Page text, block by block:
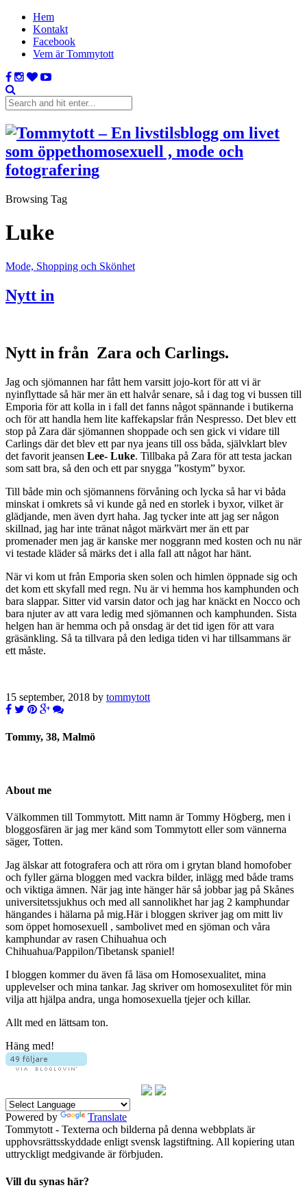
Hem
Kontakt
Facebook
Vem är Tommytott
Browsing Tag
Luke
Mode, Shopping och Skönhet
Nytt in
Nytt in från Zara och Carlings.
Jag och sjömannen har fått hem varsitt jojo-kort för att vi är
nyinflyttade så här mer än ett halvår senare, så i dag tog vi bussen till
Emporia för att kolla in i fall det fanns något spännande i butikerna
och för att handla hem lite kaffekapslar från Nespresso. Det blev ett
stop på Zara där sjömannen shoppade och sen gick vi vidare till
Carlings där det blev ett par nya jeans till oss båda, självklart blev
det favorit jeansen Lee- Luke. Tillbaka på Zara för att testa jackan
som satt bra, så den och ett par snygga ”kostym” byxor.
Till både min och sjömannens förvåning och lycka så har vi båda
minskat i omkrets så vi kunde gå ned en storlek i byxor, vilket är
glädjande, men även dyrt haha. Jag tycker inte att jag ser någon
skillnad, jag har inte tränat något märkvärt mer än ett par
promenader men jag är kanske mer noggrann med kosten och nu när
vi testade kläder så märks det i alla fall att något har hänt.
När vi kom ut från Emporia sken solen och himlen öppnade sig och
det kom ett skyfall med regn. Nu är vi hemma hos kamphunden och
bara slappar. Sitter vid varsin dator och jag har knäckt en Nocco och
bara njuter av att vara ledig med sjömannen och kamphunden. Sista
helgen han är hemma och på onsdag är det tid igen för att vara
gräsänkling. Så ta tillvara på den lediga tiden vi har tillsammans är
ett måste.
15 september, 2018 by tommytott
Tommy, 38, Malmö
About me
Välkommen till Tommytott. Mitt namn är Tommy Högberg, men i
bloggosfären är jag mer känd som Tommytott eller som vännerna
säger, Totten.
Jag älskar att fotografera och att röra om i grytan bland homofober
och fyller gärna bloggen med vackra bilder, inlägg med både trams
och viktiga ämnen. När jag inte hänger här så jobbar jag på Skånes
universitetssjukhus och med all sannolikhet har jag 2 kamphundar
hängandes i hälarna på mig.Här i bloggen skriver jag om mitt liv
som öppet homosexuell , sambolivet med en sjöman och våra
kamphundar av rasen Chihuahua och
Chihuahua/Pappilon/Tibetansk spaniel!
I bloggen kommer du även få läsa om Homosexualitet, mina
upplevelser och mina tankar. Jag skriver om homosexulitet för min
vilja att hjälpa andra, unga homosexuella tjejer och killar.
Allt med en lättsam ton.
Häng med!
Powered by
Translate
Tommytott - Texterna och bilderna på denna webbplats är
upphovsrättsskyddade enligt svensk lagstiftning. All kopiering utan
uttryckligt medgivande är förbjuden.
Vill du synas här?